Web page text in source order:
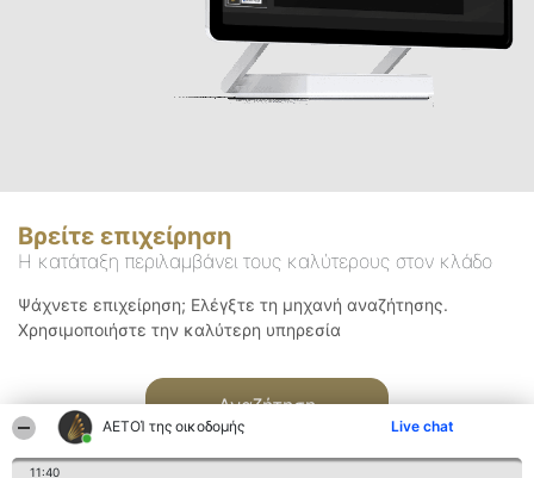
ΑΕΤΟΊ της οικοδομής Live chat
11:40
Βρείτε επιχείρηση
Η κατάταξη περιλαμβάνει τους καλύτερους στον κλάδο
Ψάχνετε επιχείρηση; Ελέγξτε τη μηχανή αναζήτησης.
Χρησιμοποιήστε την καλύτερη υπηρεσία
Αναζήτηση